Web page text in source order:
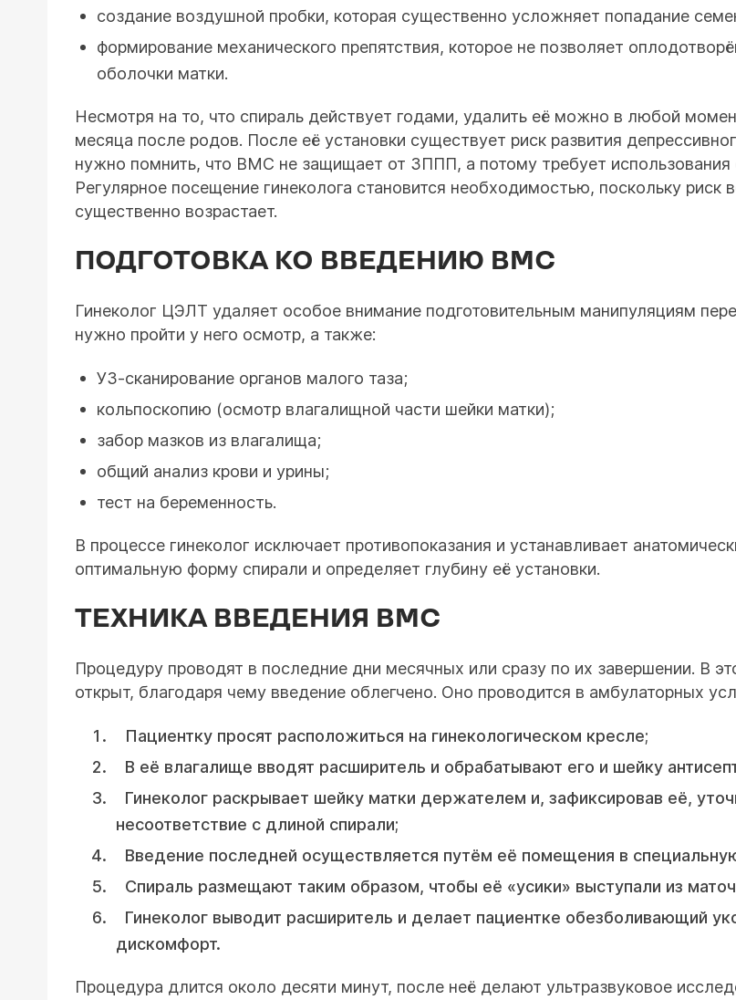
создание воздушной пробки, которая существенно усложняет попадание
формирование механического препятствия, которое не позволяет
оболочки матки.
Несмотря на то, что спираль действует годами, удалить её можно в любой
месяца после родов. После её установки существует риск развития
нужно помнить, что ВМС не защищает от ЗППП, а потому требует использования
Регулярное посещение гинеколога становится необходимостью, поскольку риск
существенно возрастает.
ПОДГОТОВКА КО ВВЕДЕНИЮ ВМС
Гинеколог ЦЭЛТ удаляет особое внимание подготовительным манипуляциям
нужно пройти у него осмотр, а также:
УЗ-сканирование органов малого таза;
кольпоскопию (осмотр влагалищной части шейки матки);
забор мазков из влагалища;
общий анализ крови и урины;
тест на беременность.
В процессе гинеколог исключает противопоказания и устанавливает
оптимальную форму спирали и определяет глубину её установки.
ТЕХНИКА ВВЕДЕНИЯ ВМС
Процедуру проводят в последние дни месячных или сразу по их завершении. В
открыт, благодаря чему введение облегчено. Оно проводится в амбулаторных
Пациентку просят расположиться на гинекологическом кресле;
В её влагалище вводят расширитель и обрабатывают его и шейку
Гинеколог раскрывает шейку матки держателем и, зафиксировав её,
несоответствие с длиной спирали;
Введение последней осуществляется путём её помещения в
Спираль размещают таким образом, чтобы её «усики» выступали из
Гинеколог выводит расширитель и делает пациентке обезболивающий
дискомфорт.
Процедура длится около десяти минут, после неё делают ультразвуковое